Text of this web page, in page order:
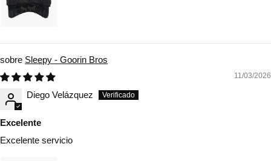
Sleepy - Goorin Bros
11/03/2026
Diego Velázquez
Excelente
Excelente servicio